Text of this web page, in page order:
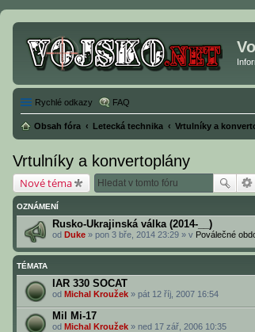
Rychlé odkazy FAQ
Obsah fóra Letecká technika Vrtulníky a
Vrtulníky a konvertoplány
Nové téma
OZNÁMENÍ
Rusko-Ukrajinská válka (2014-__)
od Duke » pon 3 bře, 2014 23:29 » v Poválečné
TÉMATA
IAR 330 SOCAT
od Michal Kroužek » pát 12 říj, 2007 16:54
Mil Mi-17
od Michal Kroužek » ned 17 zář, 2006 10:35